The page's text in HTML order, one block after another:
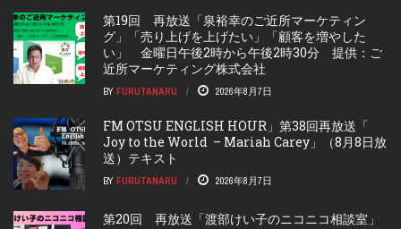
第19回 再放送「泉裕幸のご近所マーケティン
グ」「売り上げを上げたい」「顧客を増やした
い」 金曜日午後2時から午後2時30分 提供：ご
近所マーケティング株式会社
BY FURUTANARU 2026年8月7日
FM OTSU ENGLISH HOUR」第38回再放送「
Joy to the World – Mariah Carey」（8月8日放
送）テキスト
BY FURUTANARU 2026年8月7日
第20回 再放送「渡部けい子のニコニコ相談室」